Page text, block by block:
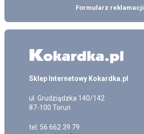
Formularz reklamacji
Sklep Internetowy Kokardka.pl
ul. Grudziądzka 140/142
87-100 Toruń
tel: 56 662 39 79